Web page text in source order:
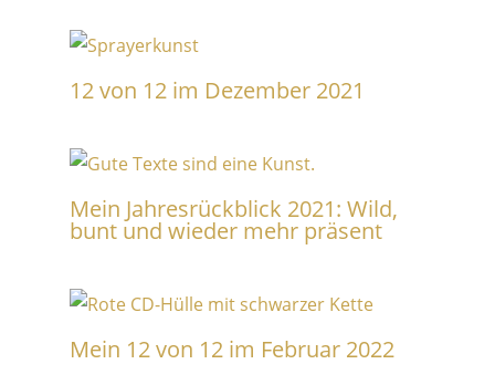
12 von 12 im Dezember 2021
Mein Jahresrückblick 2021: Wild,
bunt und wieder mehr präsent
Mein 12 von 12 im Februar 2022